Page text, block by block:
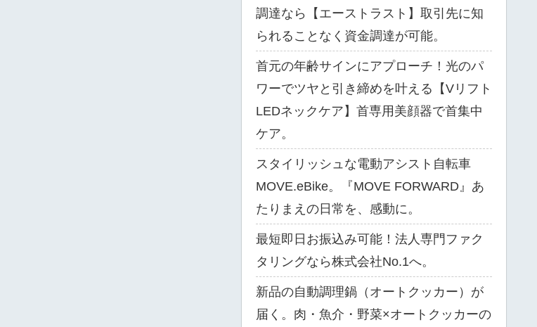
調達なら【エーストラスト】取引先に知
られることなく資金調達が可能。
首元の年齢サインにアプローチ！光のパ
ワーでツヤと引き締めを叶える【Vリフト
LEDネックケア】首専用美顔器で首集中
ケア。
スタイリッシュな電動アシスト自転車
MOVE.eBike。『MOVE FORWARD』あ
たりまえの日常を、感動に。
最短即日お振込み可能！法人専門ファク
タリングなら株式会社No.1へ。
新品の自動調理鍋（オートクッカー）が
届く。肉・魚介・野菜×オートクッカーの